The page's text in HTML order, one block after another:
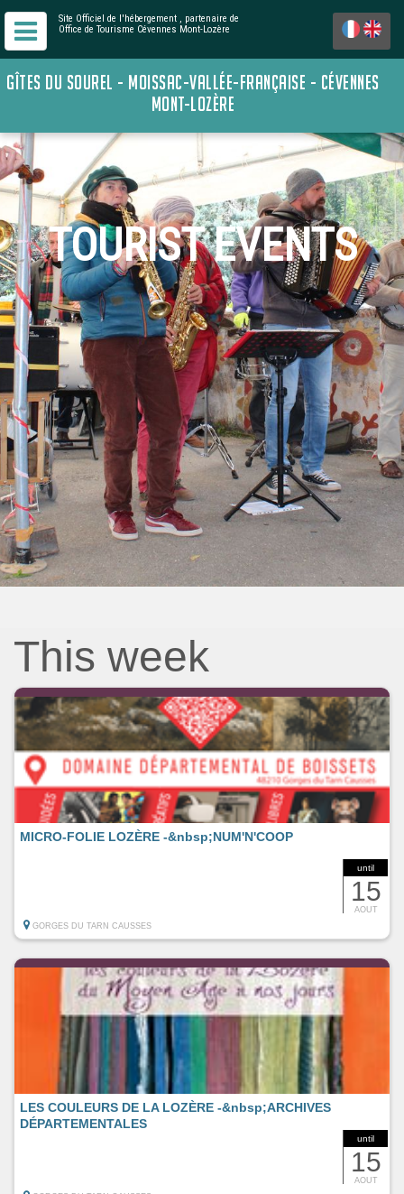
Site Officiel de l'hébergement , partenaire de
Office de Tourisme Cévennes Mont-Lozère
GÎTES DU SOUREL - MOISSAC-VALLÉE-FRANÇAISE - CÉVENNES
MONT-LOZÈRE
TOURIST EVENTS
This week
until
15
AOUT
MICRO-FOLIE LOZÈRE -&nbsp;NUM'N'COOP
GORGES DU TARN CAUSSES
until
15
AOUT
LES COULEURS DE LA LOZÈRE -&nbsp;ARCHIVES
DÉPARTEMENTALES